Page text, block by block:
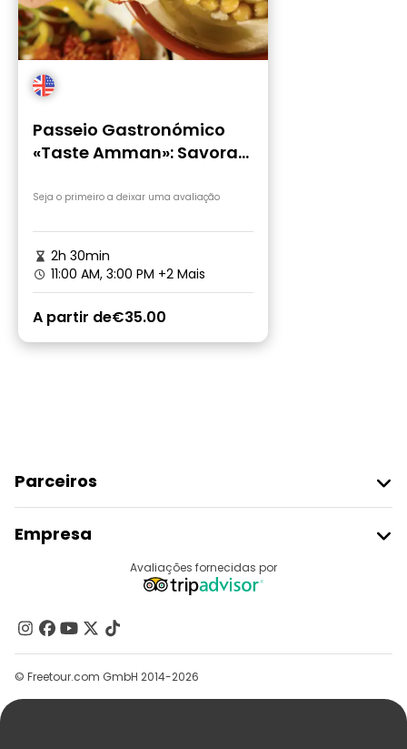
Passeio Gastronómico
«Taste Amman»: Savora
Seja o primeiro a deixar uma avaliação
2h 30min
11:00 AM, 3:00 PM +2 Mais
A partir de€35.00
Parceiros
Registo Do Fornecedor
Programa De Afiliados
Empresa
Contacte-Nos
Grupos
Ajuda
Avaliações fornecidas por
© Freetour.com GmbH 2014-2026